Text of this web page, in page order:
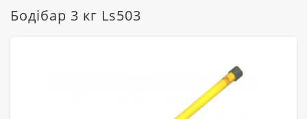
Бодібар 3 кг Ls503